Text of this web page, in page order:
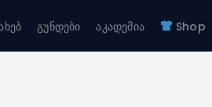
გუნდები აკადემია Shop
გუნდები